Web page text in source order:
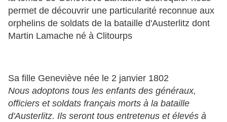
permet de découvrir une particularité reconnue aux
orphelins de soldats de la bataille d'Austerlitz dont
Martin Lamache né à Clitourps
Sa fille Geneviève née le 2 janvier 1802
Nous adoptons tous les enfants des généraux,
officiers et soldats français morts à la bataille
d'Austerlitz. Ils seront tous entretenus et élevés à